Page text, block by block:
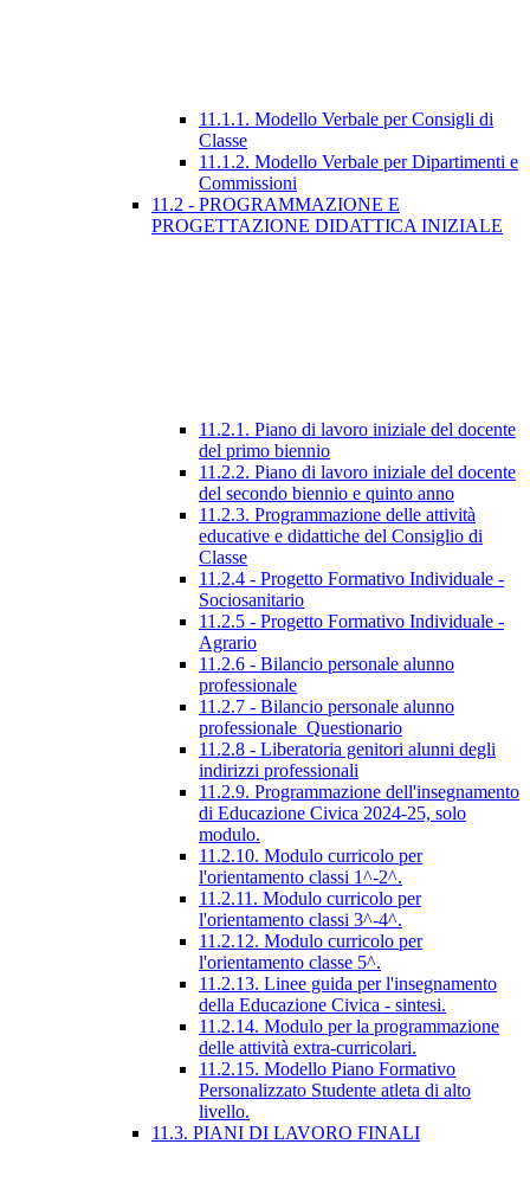
11.1.1. Modello Verbale per Consigli di
Classe
11.1.2. Modello Verbale per Dipartimenti e
Commissioni
11.2 - PROGRAMMAZIONE E
PROGETTAZIONE DIDATTICA INIZIALE
11.2.1. Piano di lavoro iniziale del docente
del primo biennio
11.2.2. Piano di lavoro iniziale del docente
del secondo biennio e quinto anno
11.2.3. Programmazione delle attività
educative e didattiche del Consiglio di
Classe
11.2.4 - Progetto Formativo Individuale -
Sociosanitario
11.2.5 - Progetto Formativo Individuale -
Agrario
11.2.6 - Bilancio personale alunno
professionale
11.2.7 - Bilancio personale alunno
professionale_Questionario
11.2.8 - Liberatoria genitori alunni degli
indirizzi professionali
11.2.9. Programmazione dell'insegnamento
di Educazione Civica 2024-25, solo
modulo.
11.2.10. Modulo curricolo per
l'orientamento classi 1^-2^.
11.2.11. Modulo curricolo per
l'orientamento classi 3^-4^.
11.2.12. Modulo curricolo per
l'orientamento classe 5^.
11.2.13. Linee guida per l'insegnamento
della Educazione Civica - sintesi.
11.2.14. Modulo per la programmazione
delle attività extra-curricolari.
11.2.15. Modello Piano Formativo
Personalizzato Studente atleta di alto
livello.
11.3. PIANI DI LAVORO FINALI